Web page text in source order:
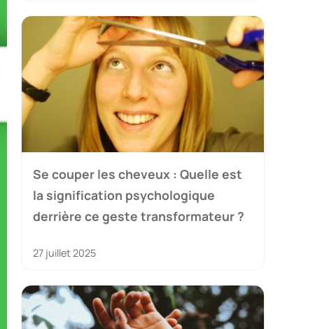
Se couper les cheveux : Quelle est
la signification psychologique
derrière ce geste transformateur ?
27 juillet 2025